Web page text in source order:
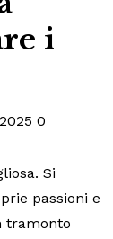
i
0
Si
passioni e
tramonto